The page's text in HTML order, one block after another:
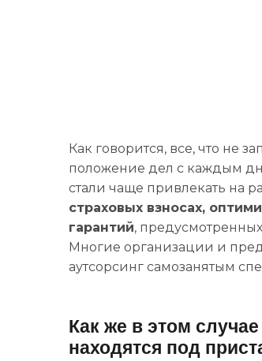
Как говорится, все, что не
положение дел с каждым
стали чаще привлекать на
страховых взносах,
гарантий,
Многие организации и
аутсорсинг самозанятым
Как же в этом
находятся под